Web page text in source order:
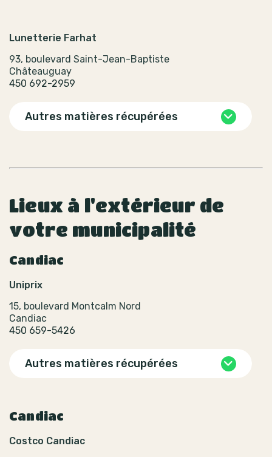
Lunetterie Farhat
93, boulevard Saint-Jean-Baptiste
Châteauguay
450 692-2959
Autres matières récupérées
Lieux à l'extérieur de
votre municipalité
Candiac
Uniprix
15, boulevard Montcalm Nord
Candiac
450 659-5426
Autres matières récupérées
Candiac
Costco Candiac